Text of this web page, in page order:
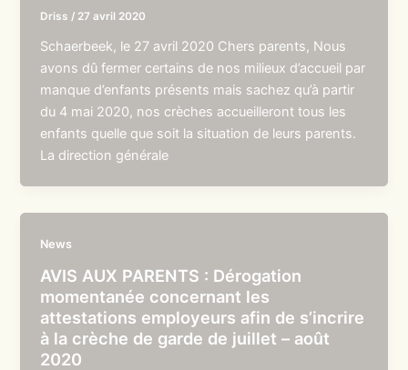
Driss / 27 avril 2020
Schaerbeek, le 27 avril 2020 Chers parents, Nous
avons dû fermer certains de nos milieux d’accueil par
manque d’enfants présents mais sachez qu’à partir
du 4 mai 2020, nos crèches accueilleront tous les
enfants quelle que soit la situation de leurs parents.
La direction générale
News
AVIS AUX PARENTS : Dérogation
momentanée concernant les
attestations employeurs afin de s’incrire
à la crèche de garde de juillet – août
2020